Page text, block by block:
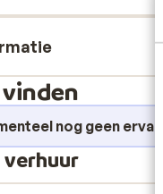
nog geen
verhuur